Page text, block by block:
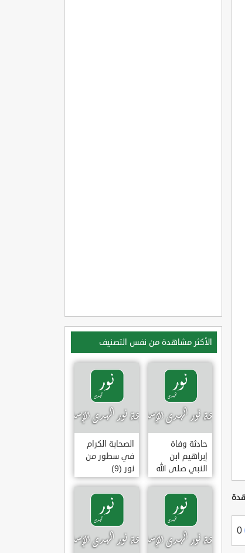
0
الأكثر مشاهدة من نفس التصنيف
حادثة وفاة
إبراهيم ابن
النبي صلى الله
عليه وسلم
(وقفة تأملية)
الصحابة الكرام
في سطور من
نور (9)